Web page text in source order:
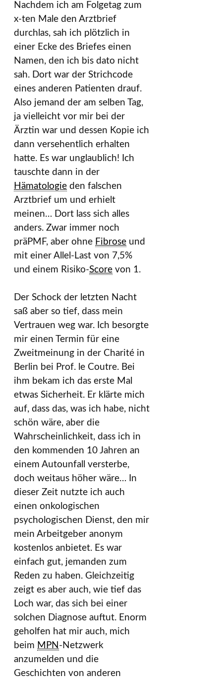
Nachdem ich am Folgetag zum
x-ten Male den Arztbrief
durchlas, sah ich plötzlich in
einer Ecke des Briefes einen
Namen, den ich bis dato nicht
sah. Dort war der Strichcode
eines anderen Patienten drauf.
Also jemand der am selben Tag,
ja vielleicht vor mir bei der
Ärztin war und dessen Kopie ich
dann versehentlich erhalten
hatte. Es war unglaublich! Ich
tauschte dann in der
Hämatologie den falschen
Arztbrief um und erhielt
meinen… Dort lass sich alles
anders. Zwar immer noch
präPMF, aber ohne Fibrose und
mit einer Allel-Last von 7,5%
und einem Risiko-Score von 1.
Der Schock der letzten Nacht
saß aber so tief, dass mein
Vertrauen weg war. Ich besorgte
mir einen Termin für eine
Zweitmeinung in der Charité in
Berlin bei Prof. le Coutre. Bei
ihm bekam ich das erste Mal
etwas Sicherheit. Er klärte mich
auf, dass das, was ich habe, nicht
schön wäre, aber die
Wahrscheinlichkeit, dass ich in
den kommenden 10 Jahren an
einem Autounfall versterbe,
doch weitaus höher wäre… In
dieser Zeit nutzte ich auch
einen onkologischen
psychologischen Dienst, den mir
mein Arbeitgeber anonym
kostenlos anbietet. Es war
einfach gut, jemanden zum
Reden zu haben. Gleichzeitig
zeigt es aber auch, wie tief das
Loch war, das sich bei einer
solchen Diagnose auftut. Enorm
geholfen hat mir auch, mich
beim MPN -Netzwerk
anzumelden und die
Geschichten von anderen